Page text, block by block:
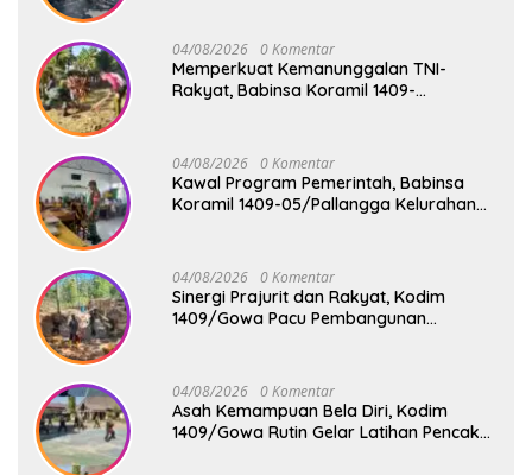
04/08/2026 0 Komentar
Memperkuat Kemanunggalan TNI-
Rakyat, Babinsa Koramil 1409-
04/08/2026 0 Komentar
Kawal Program Pemerintah, Babinsa
Koramil 1409-05/Pallangga Kelurahan
04/08/2026 0 Komentar
Sinergi Prajurit dan Rakyat, Kodim
1409/Gowa Pacu Pembangunan
04/08/2026 0 Komentar
Asah Kemampuan Bela Diri, Kodim
1409/Gowa Rutin Gelar Latihan Pencak